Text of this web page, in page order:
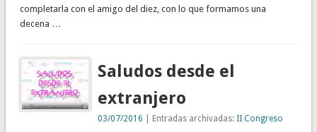
completarla con el amigo del diez, con lo que formamos una
decena …
Saludos desde el
extranjero
03/07/2016 | Entradas archivadas: II Congreso